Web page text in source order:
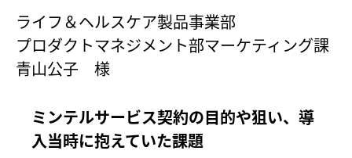
ライフ＆ヘルスケア製品事業部
プロダクトマネジメント部マーケティング課
青山公子 様
ミンテルサービス契約の目的や狙い、導
入当時に抱えていた課題